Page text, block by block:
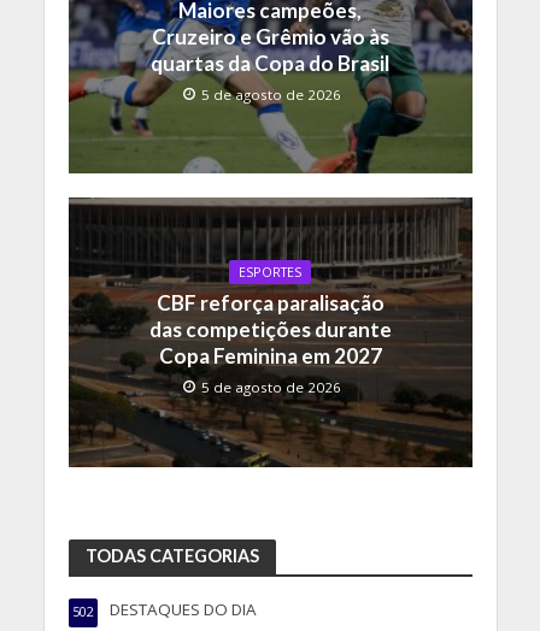
Maiores campeões,
Cruzeiro e Grêmio vão às
quartas da Copa do Brasil
5 de agosto de 2026
ESPORTES
CBF reforça paralisação
das competições durante
Copa Feminina em 2027
5 de agosto de 2026
TODAS CATEGORIAS
DESTAQUES DO DIA
502